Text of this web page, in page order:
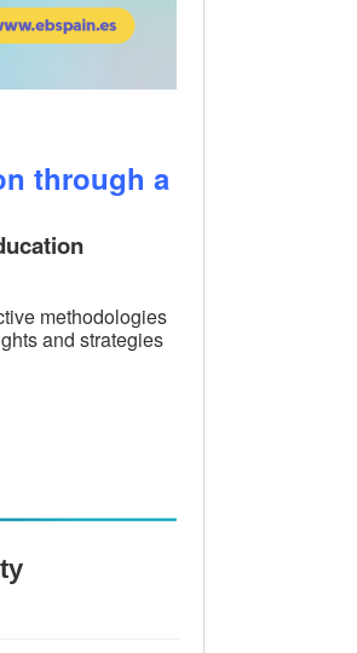
through a
methodologies
and strategies